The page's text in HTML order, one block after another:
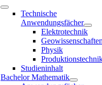
Technische
Anwendungsfächer
Elektrotechnik
Physik
Studieninhalt
Bachelor Mathematik